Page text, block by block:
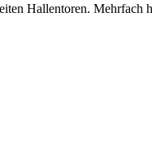
Hallentoren.